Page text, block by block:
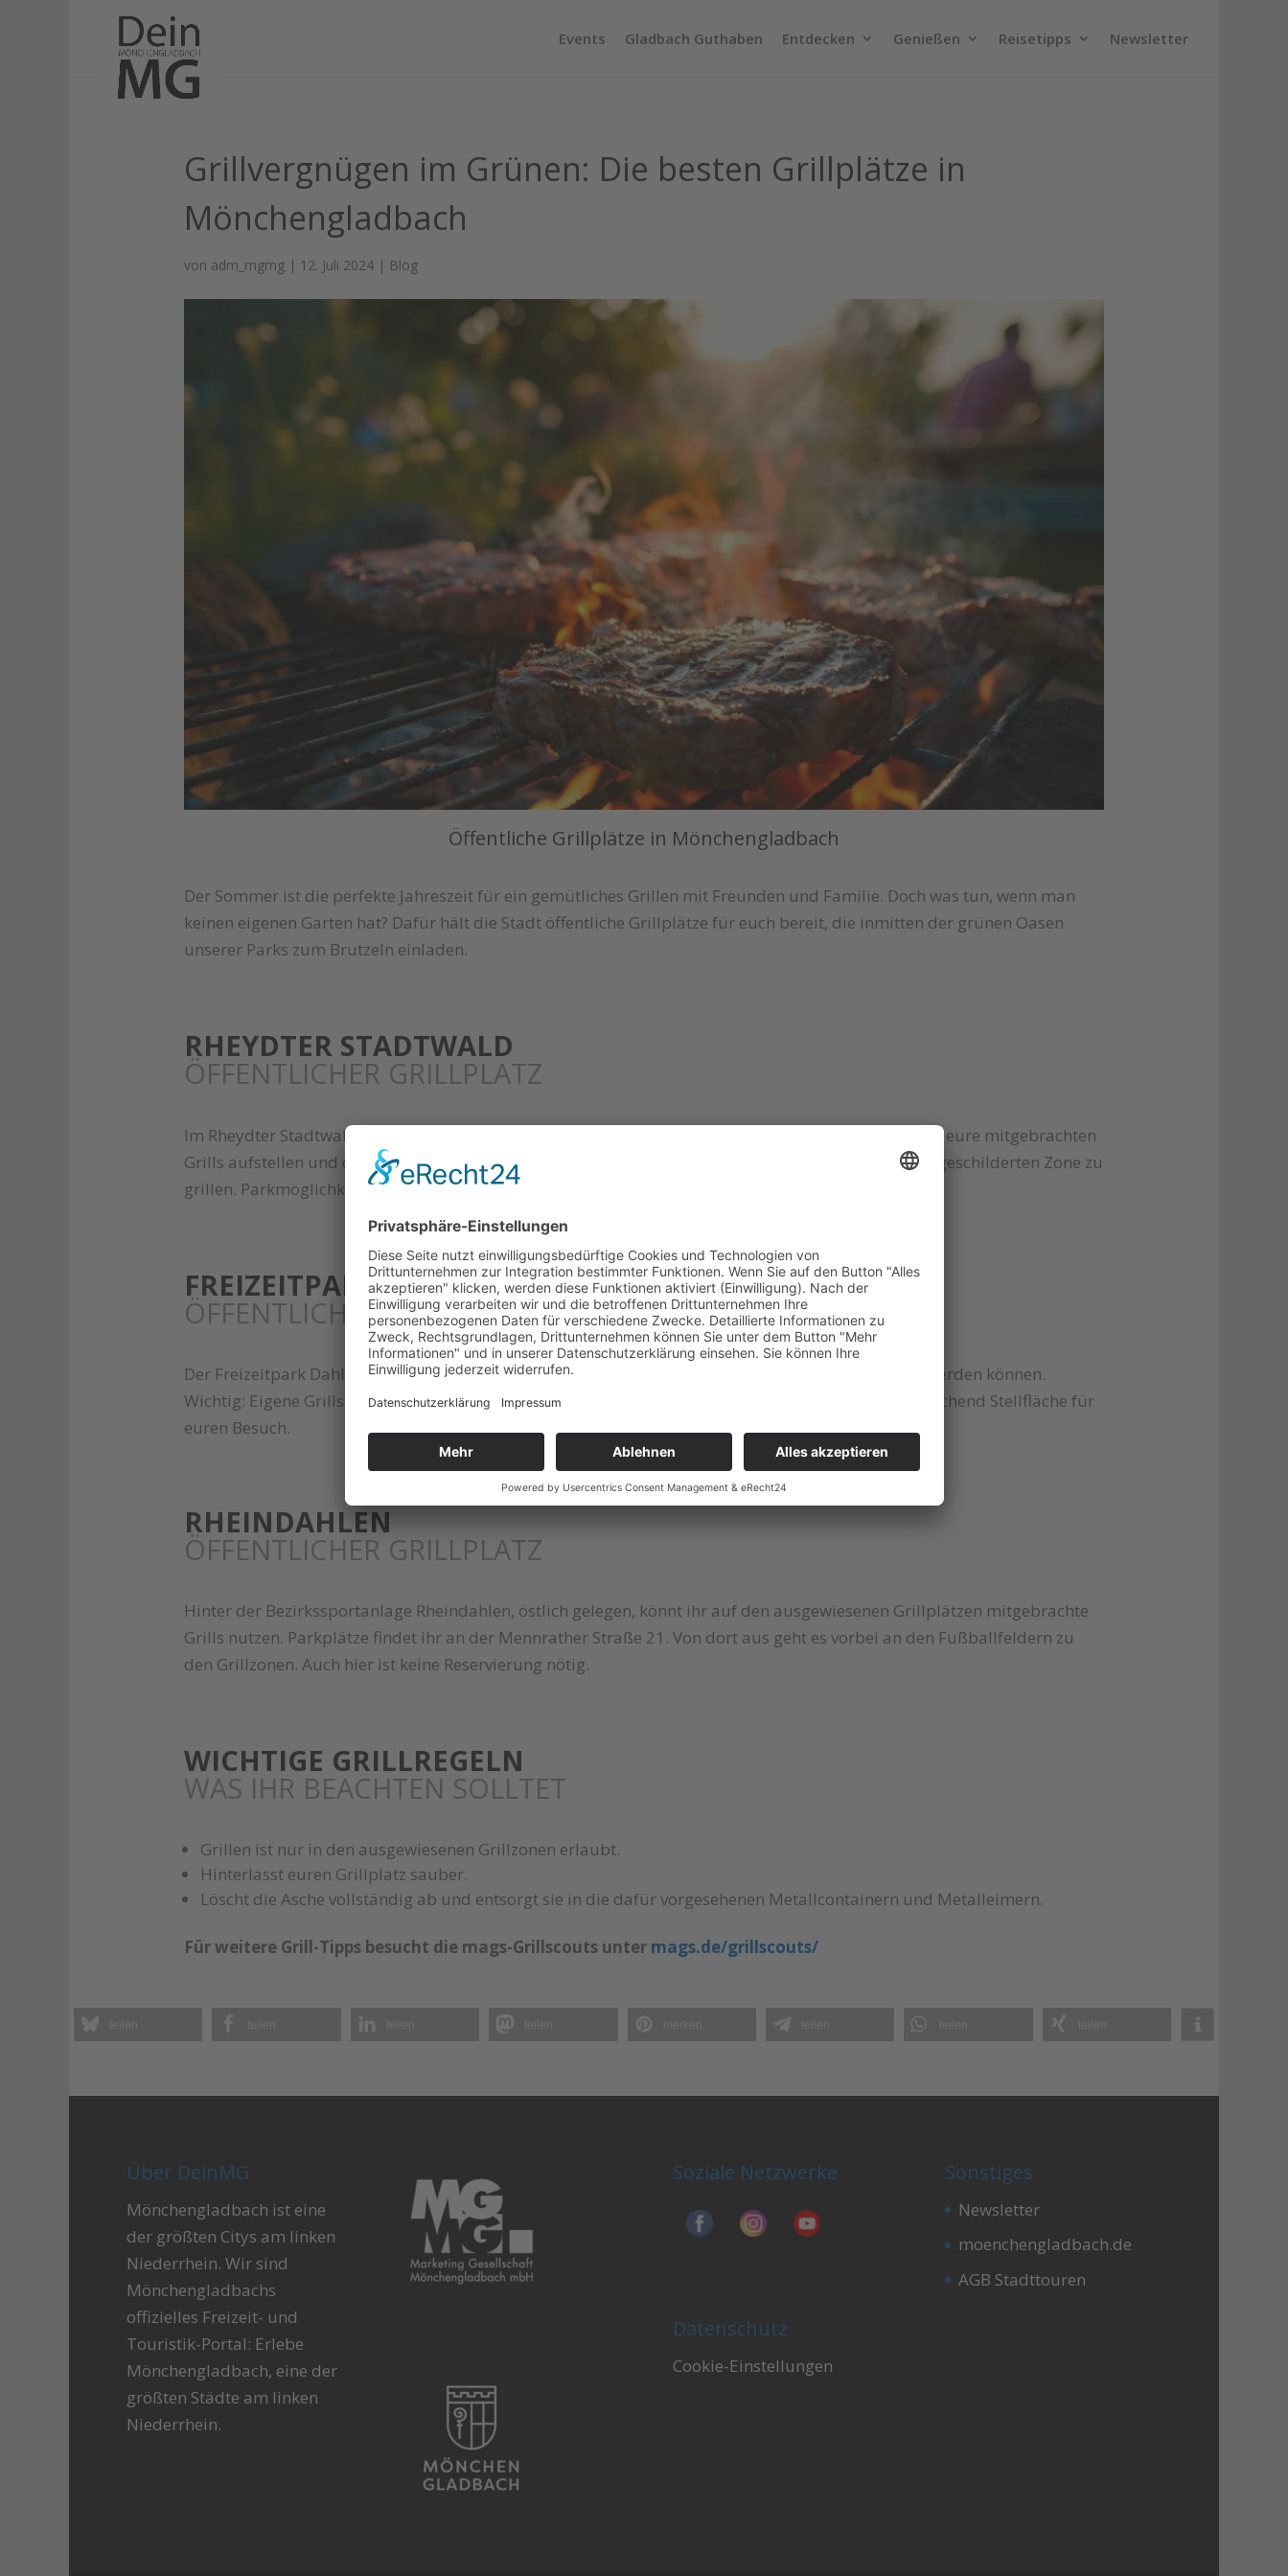
Events Gladbach Guthaben Entdecken Genießen Reisetipps Newsletter
Grillvergnügen im Grünen: Die besten Grillplätze in
Mönchengladbach
von adm_mgmg | 12. Juli 2024 | Blog
Öffentliche Grillplätze in Mönchengladbach
Der Sommer ist die perfekte Jahreszeit für ein gemütliches Grillen mit Freunden und Familie. Doch was tun, wenn man
keinen eigenen Garten hat? Dafür hält die Stadt öffentliche Grillplätze für euch bereit, die inmitten der grünen Oasen
unserer Parks zum Brutzeln einladen.
RHEYDTER STADTWALD
ÖFFENTLICHER GRILLPLATZ
Im Rheydter Stadtwald, westlich des Weihers, befindet sich eine einladende Grillwiese. Hier könnt ihr eure mitgebrachten
Grills aufstellen und das Grillgut nach Herzenslust zubereiten. Achtet darauf, nur innerhalb der ausgeschilderten Zone zu
grillen. Parkmöglichkeiten findet ihr direkt an der Dahlener Straße
FREIZEITPARK DAHL
ÖFFENTLICHER GRILLPLATZ
Der Freizeitpark Dahl bietet gleich fünf ausgeschilderte Grillplätze, die ohne Reservierung genutzt werden können.
Wichtig: Eigene Grills sind hier nicht erlaubt. Die Parkplätze an der Brunnenstraße 191 bieten ausreichend Stellfläche für
euren Besuch.
RHEINDAHLEN
ÖFFENTLICHER GRILLPLATZ
Hinter der Bezirkssportanlage Rheindahlen, östlich gelegen, könnt ihr auf den ausgewiesenen Grillplätzen mitgebrachte
Grills nutzen. Parkplätze findet ihr an der Mennrather Straße 21. Von dort aus geht es vorbei an den Fußballfeldern zu
den Grillzonen. Auch hier ist keine Reservierung nötig.
WICHTIGE GRILLREGELN
WAS IHR BEACHTEN SOLLTET
Grillen ist nur in den ausgewiesenen Grillzonen erlaubt.
Hinterlasst euren Grillplatz sauber.
Löscht die Asche vollständig ab und entsorgt sie in die dafür vorgesehenen Metallcontainern und Metalleimern.
Für weitere Grill-Tipps besucht die mags-Grillscouts unter mags.de/grillscouts/
teilen teilen teilen teilen teilen teilen teilen
Über DeinMG
Mönchengladbach ist eine
der größten Citys am linken
Niederrhein. Wir sind
Mönchengladbachs
offizielles Freizeit- und
Touristik-Portal: Erlebe
Mönchengladbach, eine der
größten Städte am linken
Niederrhein.
Soziale Netzwerke
Datenschutz
Cookie-Einstellungen
Sonstiges
Newsletter
moenchengladbach.de
AGB Stadttouren